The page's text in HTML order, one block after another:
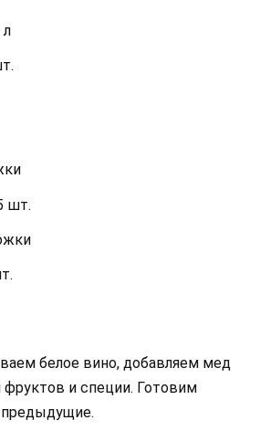
л
шт.
белое вино, добавляем мед
фруктов и специи. Готовим
предыдущие.